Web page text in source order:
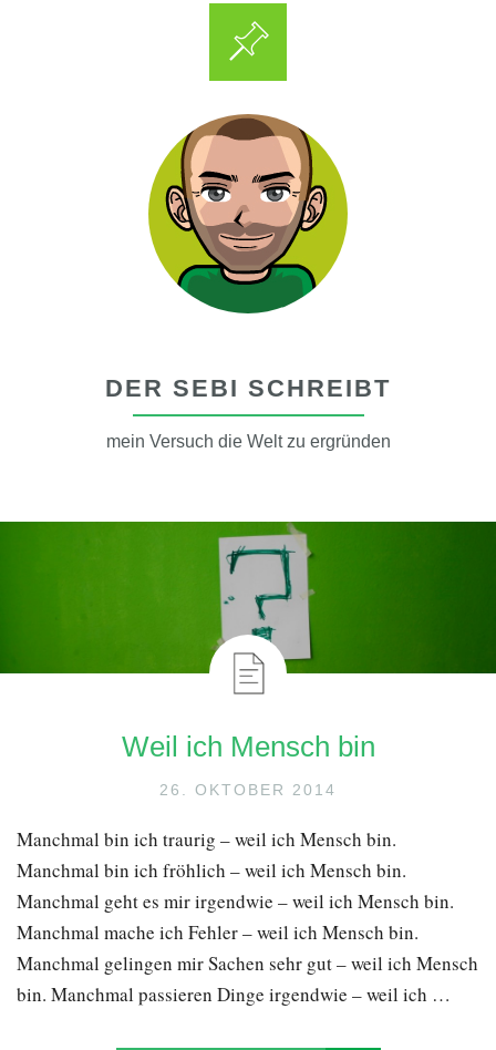
DER SEBI SCHREIBT
mein Versuch die Welt zu ergründen
Weil ich Mensch bin
26. OKTOBER 2014
Manchmal bin ich traurig – weil ich Mensch bin.
Manchmal bin ich fröhlich – weil ich Mensch bin.
Manchmal geht es mir irgendwie – weil ich Mensch bin.
Manchmal mache ich Fehler – weil ich Mensch bin.
Manchmal gelingen mir Sachen sehr gut – weil ich Mensch
bin. Manchmal passieren Dinge irgendwie – weil ich …